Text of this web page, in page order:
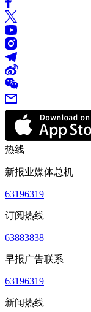
热线
新报业媒体总机
63196319
订阅热线
63883838
早报广告联系
63196319
新闻热线